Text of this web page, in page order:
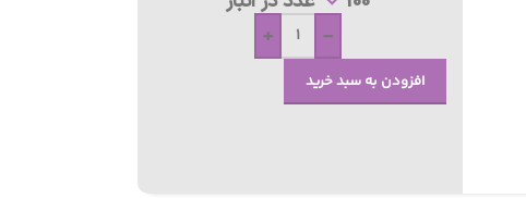
-
+
افزودن به سبد خرید